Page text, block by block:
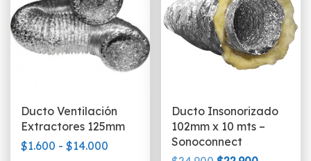
pueden
elegir
en
la
producto
Ducto Ventilación
Extractores 125mm
$1.600 - $14.000
Ducto Insonorizado
102mm x 10 mts –
Sonoconnect